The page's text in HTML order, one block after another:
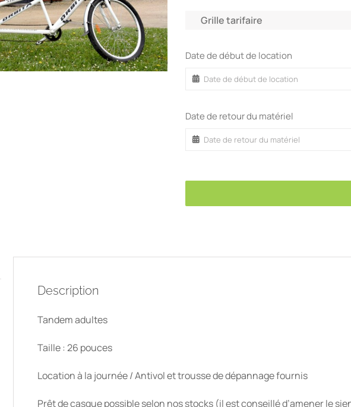
Grille tarifaire
Date de début de location
Date de retour du matériel
Description
Tandem adultes
Taille : 26 pouces
Location à la journée / Antivol et trousse de dépannage fournis
Prêt de casque possible selon nos stocks (il est conseillé d’amener le